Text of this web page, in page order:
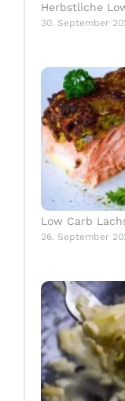
Herbstliche
30. September
Low Carb
26. September